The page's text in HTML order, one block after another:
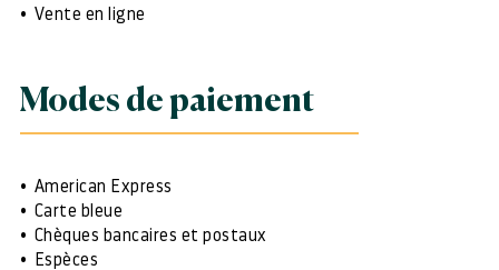
Vente en ligne
Modes de paiement
American Express
Carte bleue
Chèques bancaires et postaux
Espèces